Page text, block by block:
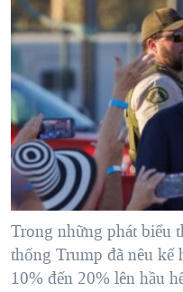
tới
"Tìm"NGƯỜI VIỆT HẢI NGOẠI
ĐỜI SỐNG
KINH TẾ
KHOA HỌC
SỨC KHOẺ
VĂN HOÁ
THỂ THAO
GIÁO DỤC
TẠI
HÀNH TRÌNH BẦU CỬ
MỘT NĂM CHIẾN
GIẢI MÃ VÀNH ĐAI &
NGÀY TỊ NẠN THẾ GIỚI
TRỊNH VĨNH BÌNH -
GROUND ZERO – XƯA
CHI PHÍ CHIẾN TRANH
CÁC GIÁ TRỊ CỘNG
VIDEO
NGHE
MẠNG XÃ HỘI
Ngôn ngữ khác
Trong những phát biểu
thống Trump đã nêu kế
10% đến 20% lên hầu